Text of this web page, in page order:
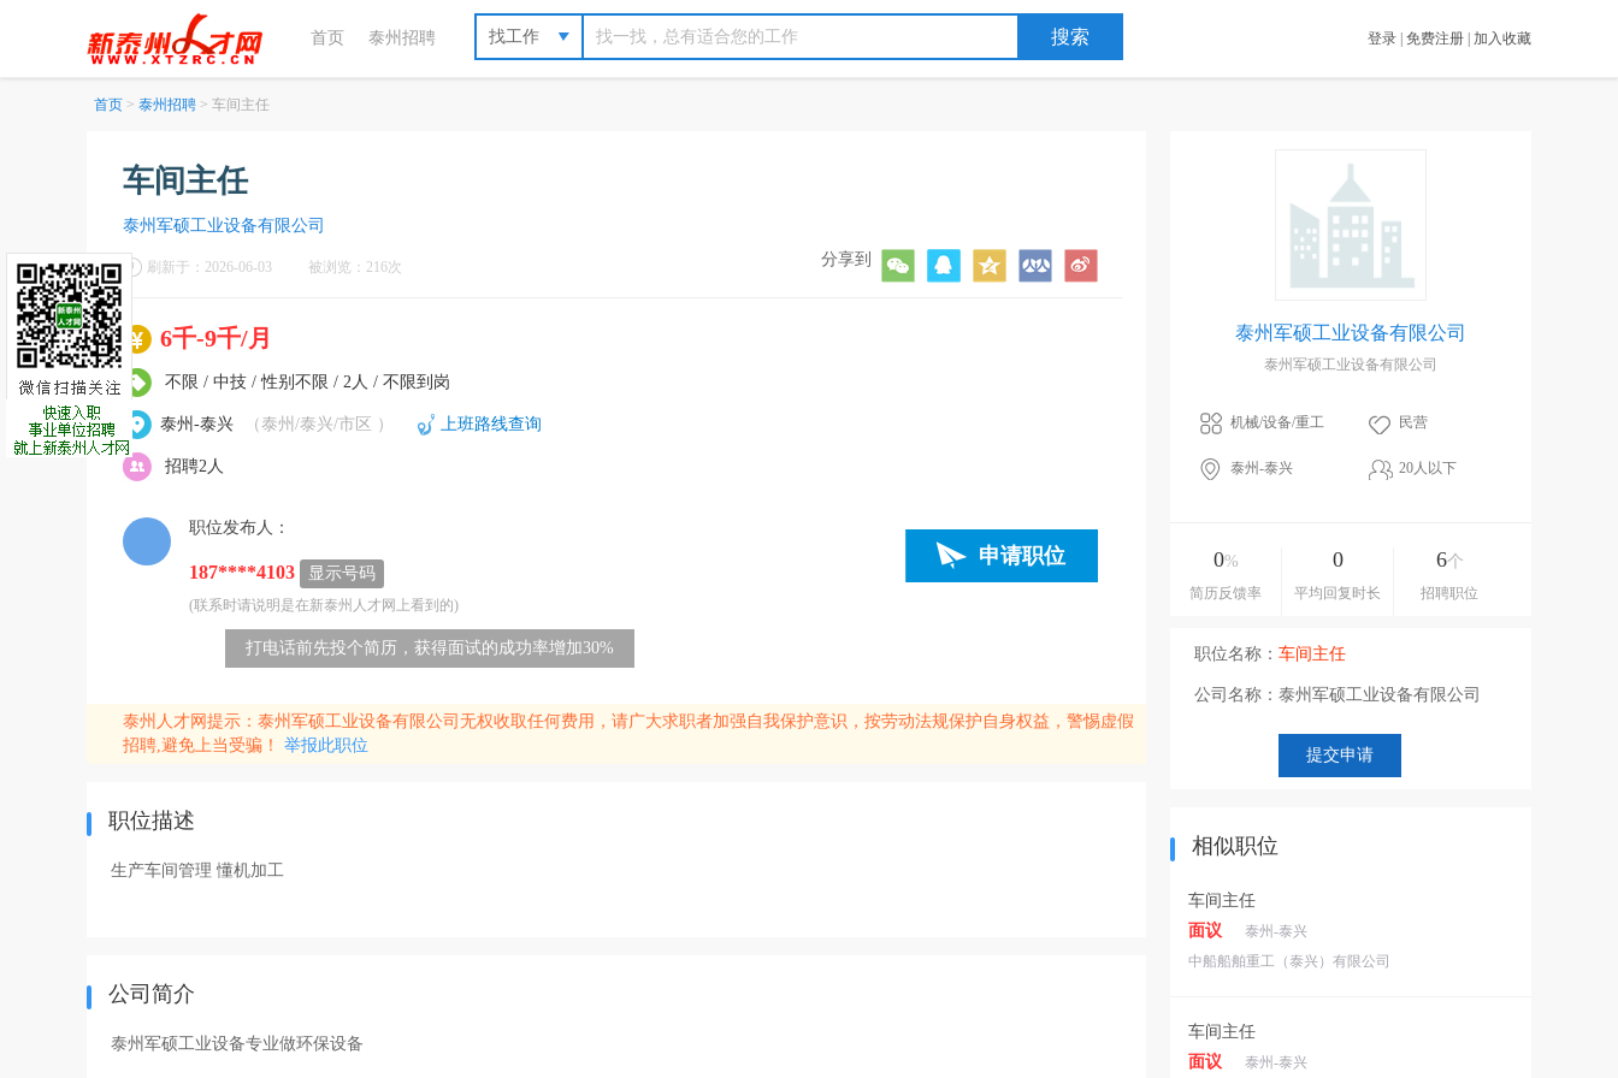
首页 泰州招聘 找工作 登录 免费注册 加入收藏
首页 > 泰州招聘 > 车间主任
车间主任
泰州军硕工业设备有限公司
刷新于：2026-06-03 被浏览：216次 分享到
6千-9千/月
不限 / 中技 / 性别不限 / 2人 / 不限到岗
泰州-泰兴 （泰州/泰兴/市区 ） 上班路线查询
招聘2人
职位发布人：
申请职位
187****4103 显示号码
(联系时请说明是在新泰州人才网上看到的)
打电话前先投个简历，获得面试的成功率增加30%
泰州人才网提示：泰州军硕工业设备有限公司无权收取任何费用，请广大求职者加强自我保护意识，按劳动法规保护自身权益，警惕虚假
招聘,避免上当受骗！ 举报此职位
职位描述
生产车间管理 懂机加工
公司简介
泰州军硕工业设备专业做环保设备
泰州军硕工业设备有限公司
泰州军硕工业设备有限公司
机械/设备/重工 民营
泰州-泰兴 20人以下
0%
简历反馈率
0
平均回复时长
6个
招聘职位
职位名称： 车间主任
公司名称： 泰州军硕工业设备有限公司
相似职位
车间主任
面议
泰州-泰兴
中船船舶重工（泰兴）有限公司
车间主任
面议
泰州-泰兴